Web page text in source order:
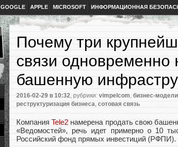
GOOGLE APPLE MICROSOFT ИНФОРМАЦИОННАЯ
Почему три
связи одновременно
башенную
2016-02-29 в 10:32, рубрики: vimpelcom, бизнес-модели
реструктуризация бизнеса, сотовая связь
КомпанияTele2 намерена продать свою
«Ведомостей», речь идет примерно о 10
Российский фонд прямых инвестиций (РФПИ).